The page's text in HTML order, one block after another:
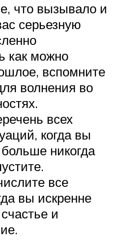
что вызывало и
серьезную
как можно
вспомните
волнения во
всех
когда вы
никогда
все
вы искренне
и